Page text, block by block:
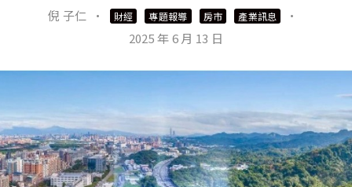
倪 子仁 · 財經 專題報導 房市 產業訊息
·
2025 年 6 月 13 日